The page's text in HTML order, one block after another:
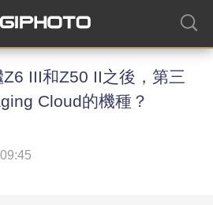
III和Z50 II之後，第三
Cloud的機種？